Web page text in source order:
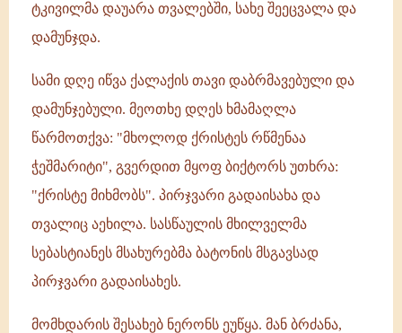
ტკივილმა დაუარა თვალებში, სახე შეეცვალა და
დამუნჯდა.
სამი დღე იწვა ქალაქის თავი დაბრმავებული და
დამუნჯებული. მეოთხე დღეს ხმამაღლა
წარმოთქვა: "მხოლოდ ქრისტეს რწმენაა
ჭეშმარიტი", გვერდით მყოფ ბიქტორს უთხრა:
"ქრისტე მიხმობს". პირჯვარი გადაისახა და
თვალიც აეხილა. სასწაულის მხილველმა
სებასტიანეს მსახურებმა ბატონის მსგავსად
პირჯვარი გადაისახეს.
მომხდარის შესახებ ნერონს ეუწყა. მან ბრძანა,